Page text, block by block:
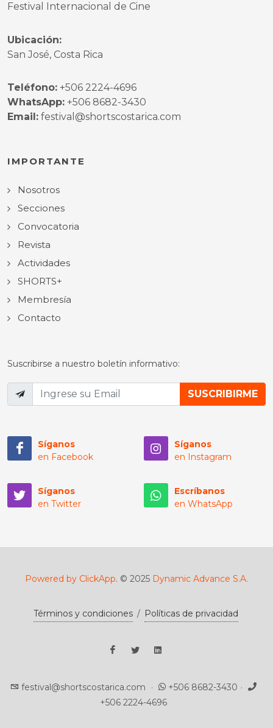
Festival Internacional de Cine
Ubicación:
San José, Costa Rica
Teléfono: +506 2224-4696
WhatsApp: +506 8682-3430
Email: festival@shortscostarica.com
IMPORTANTE
Nosotros
Secciones
Convocatoria
Revista
Actividades
SHORTS+
Membresía
Contacto
Suscribirse a nuestro boletín informativo:
Síganos
en Facebook
Síganos
en Instagram
Síganos
en Twitter
Escríbanos
en WhatsApp
Powered by ClickApp. © 2025 Dynamic Advance S.A.
Términos y condiciones / Políticas de privacidad
festival@shortscostarica.com · +506 8682-3430 ·
+506 2224-4696